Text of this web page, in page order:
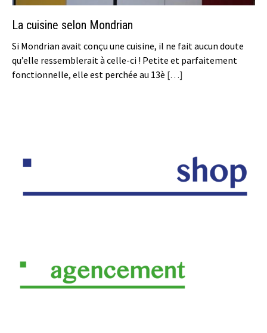
La cuisine selon Mondrian
Si Mondrian avait conçu une cuisine, il ne fait aucun doute
qu’elle ressemblerait à celle-ci ! Petite et parfaitement
fonctionnelle, elle est perchée au 13è […]